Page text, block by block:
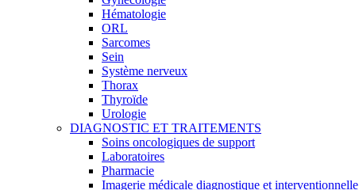
Hématologie
ORL
Sarcomes
Sein
Système nerveux
Thorax
Thyroïde
Urologie
DIAGNOSTIC ET TRAITEMENTS
Soins oncologiques de support
Laboratoires
Pharmacie
Imagerie médicale diagnostique et interventionnelle